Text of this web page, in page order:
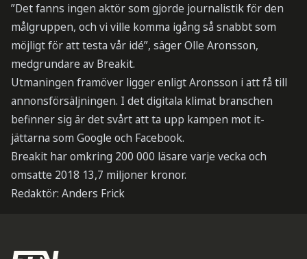
”Det fanns ingen aktör som gjorde journalistik för den
målgruppen, och vi ville komma igång så snabbt som
möjligt för att testa vår idé”, säger Olle Aronsson,
medgrundare av Breakit.
Utmaningen framöver ligger enligt Aronsson i att få till
annonsförsäljningen. I det digitala klimat branschen
befinner sig är det svårt att ta upp kampen mot it-
jättarna som Google och Facebook.
Breakit har omkring 200 000 läsare varje vecka och
omsatte 2018 13,7 miljoner kronor.
Redaktör: Anders Frick